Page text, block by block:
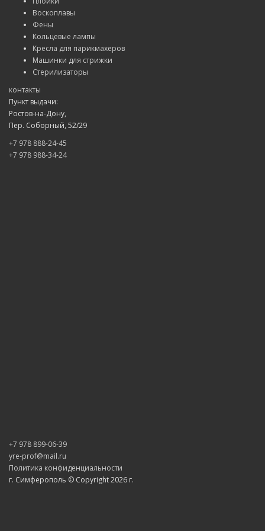
Воскоплавы
Фены
Кольцевые лампы
Кресла для парикмахеров
Машинки для стрижки
Стерилизаторы
контакты
Пункт выдачи:
Ростов-на-Дону,
Пер. Соборный, 52/29
+7 978 888-24-45
+7 978 988-34-24
+7 978 899-06-39
yre-prof@mail.ru
Политика конфиденциальности
г. Симферополь © Copyright 2026 г.